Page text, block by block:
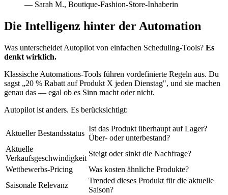
— Sarah M., Boutique-Fashion-Store-Inhaberin
Die Intelligenz hinter der Automation
Was unterscheidet Autopilot von einfachen Scheduling-Tools? Es
denkt wirklich.
Klassische Automations-Tools führen vordefinierte Regeln aus. Du
sagst „20 % Rabatt auf Produkt X jeden Dienstag", und sie machen
genau das — egal ob es Sinn macht oder nicht.
Autopilot ist anders. Es berücksichtigt:
Aktueller Bestandsstatus
Ist das Produkt überhaupt auf Lager?
Über- oder unterbestand?
Aktuelle
Verkaufsgeschwindigkeit
Steigt oder sinkt die Nachfrage?
Wettbewerbs-Pricing
Was kosten ähnliche Produkte?
Saisonale Relevanz
Trended dieses Produkt für die aktuelle
Saison?